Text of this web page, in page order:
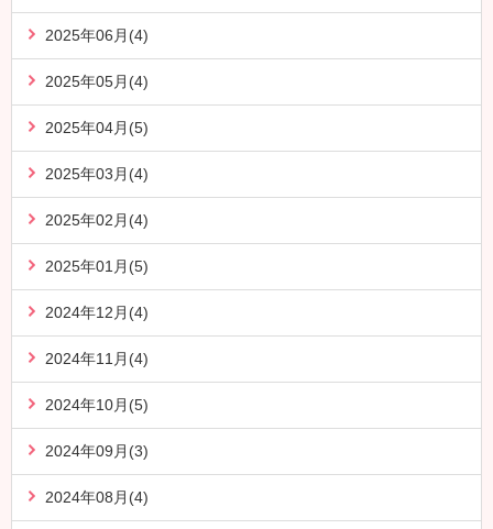
2025年06月(4)
2025年05月(4)
2025年04月(5)
2025年03月(4)
2025年02月(4)
2025年01月(5)
2024年12月(4)
2024年11月(4)
2024年10月(5)
2024年09月(3)
2024年08月(4)